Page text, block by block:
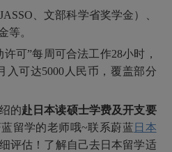
、文部科学省奖学金）、
等。
可”每周可合法工作28小时，
入可达5000人民币，覆盖部分
的赴日本读硕士学费及开支要
留学的老师哦~联系蔚蓝 日本
评估！了解自己去日本留学适